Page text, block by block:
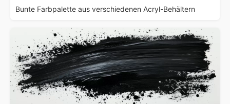
Bunte Farbpalette aus verschiedenen Acryl-Behältern